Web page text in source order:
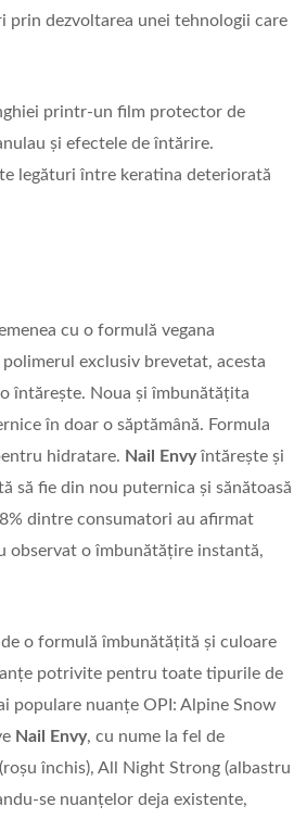
prin dezvoltarea unei tehnologii care
printr-un film protector de
și efectele de întărire.
legături între keratina deteriorată
cu o formulă vegana
exclusiv brevetat, acesta
întărește. Noua și îmbunătățita
în doar o săptămână. Formula
hidratare. Nail Envyîntărește și
să fie din nou puternica și sănătoasă
dintre consumatori au afirmat
observat o îmbunătățire instantă,
o formulă îmbunătățită și culoare
potrivite pentru toate tipurile de
populare nuanțe OPI: Alpine Snow
Nail Envy, cu nume la fel de
închis), All Night Strong (albastru
se nuanțelor deja existente,